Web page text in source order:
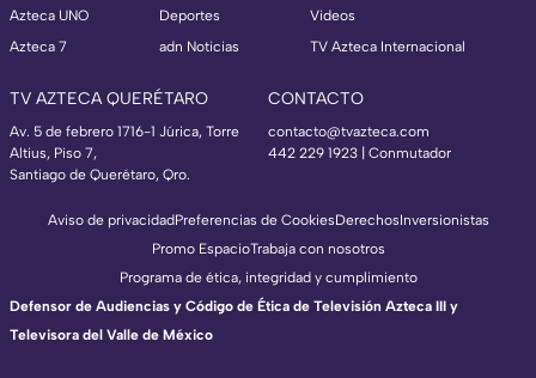
Azteca UNO
Azteca 7
Deportes
adn Noticias
Videos
TV Azteca Internacional
TV AZTECA QUERÉTARO
Av. 5 de febrero 1716-1 Júrica, Torre
Altius, Piso 7,
Santiago de Querétaro, Qro.
CONTACTO
contacto@tvazteca.com
442 229 1923 | Conmutador
Aviso de privacidadPreferencias de CookiesDerechosInversionistas
Promo EspacioTrabaja con nosotros
Programa de ética, integridad y cumplimiento
Defensor de Audiencias y Código de Ética de Televisión Azteca III y
Televisora del Valle de México